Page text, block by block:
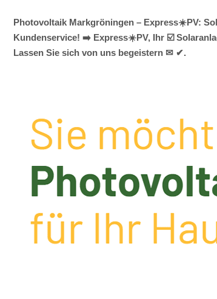
Photovoltaik Markgröningen – Express☀️PV️:
Kundenservice! ➡️ Express☀️PV️, Ihr ☑️
Lassen Sie sich von uns begeistern ✉ ✔.